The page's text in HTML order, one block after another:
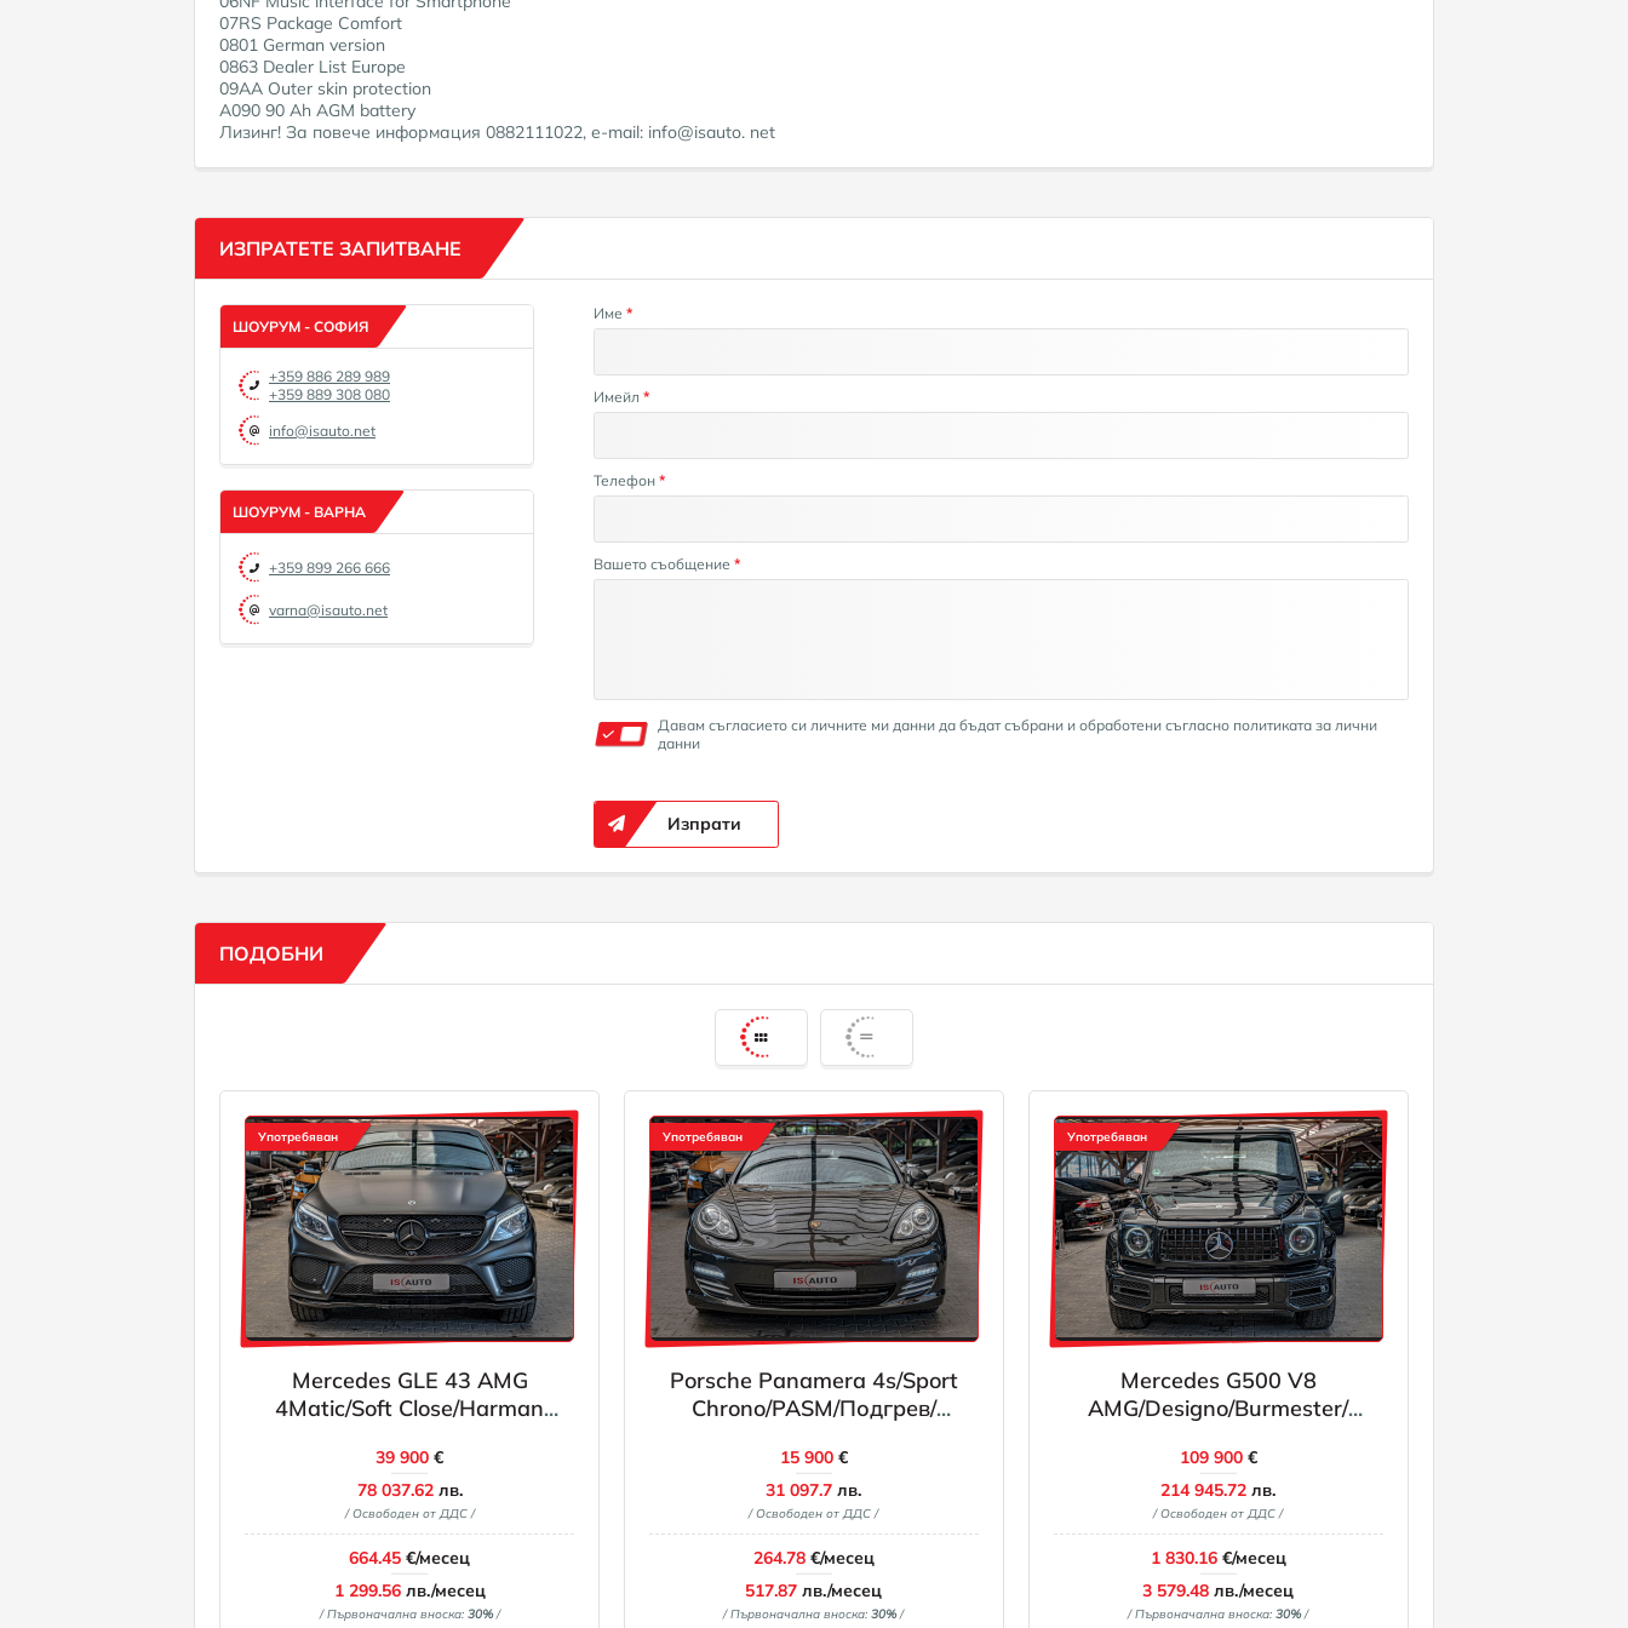
07RS Package Comfort
0801 German version
0863 Dealer List Europe
09AA Outer skin protection
A090 90 Ah AGM battery
Лизинг! За повече информация 0882111022, e-mail: info@isauto. net
ИЗПРАТЕТЕ ЗАПИТВАНЕ
ШОУРУМ - СОФИЯ
+359 886 289 989
+359 889 308 080
info@isauto.net
ШОУРУМ - ВАРНА
+359 899 266 666
varna@isauto.net
Име*
Имейл*
Телефон*
Вашето съобщение*
Давам съгласието си личните ми данни да бъдат събрани и обработени съгласно политиката за лични
данни
Изпрати
ПОДОБНИ
Употребяван
Mercedes GLE 43 AMG
4Matic/Soft Close/Harman
360/Ambient/Blind Assist
39 900 €
78 037.62лв.
/ Освободен от ДДС /
664.45 €/месец
1 299.56лв./месец
/ Първоначална вноска: 30%/
Употребяван
Porsche Panamera 4s/Sport
Chrono/PASM/Подгрев/
15 900€
31 097.7 лв.
/ Освободен от ДДС /
264.78€/месец
517.87 лв./месец
/ Първоначална вноска:30%/
Употребяван
Mercedes G500 V8
AMG/Designo/Burmester/
Алкантар/Камера 360
109 900€
214 945.72 лв.
/ Освободен от ДДС /
1 830.16€/месец
3 579.48 лв./месец
/ Първоначална вноска:30%/